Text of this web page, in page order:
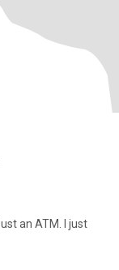
an ATM. I just